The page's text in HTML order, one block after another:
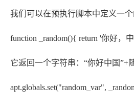
我们可以在预执行脚本中定义一个
function _random(){ return '你好，
它返回一个字符串：“你好中国”+
apt.globals.set("random_var",